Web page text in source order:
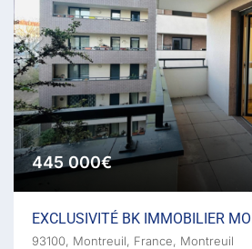
445 000€
93100, Montreuil, France, Montreuil